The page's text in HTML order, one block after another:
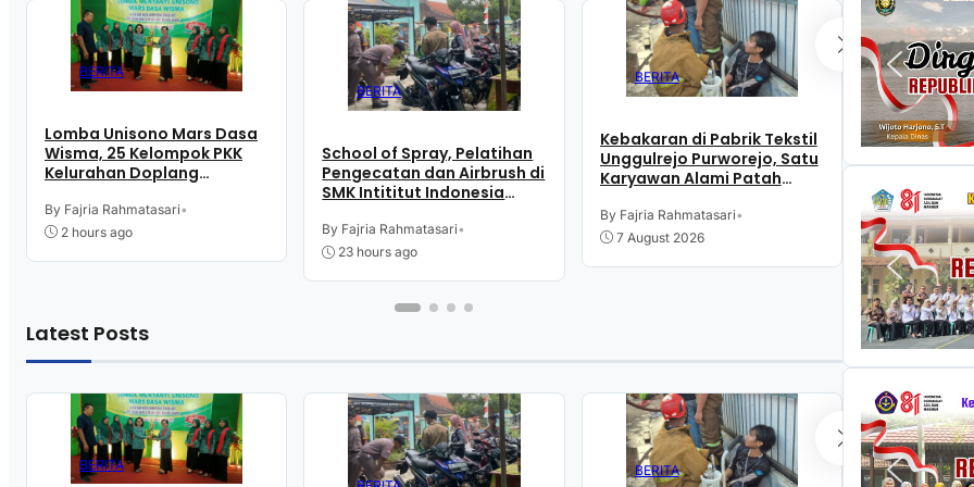
BERITA
Lomba Unisono Mars Dasa
Wisma, 25 Kelompok PKK
Kelurahan Doplang
Kekompakan
By Fajria Rahmatasari•
2 hours ago
BERITA
School of Spray, Pelatihan
Pengecatan dan Airbrush di
SMK Intititut Indonesia
By Fajria Rahmatasari•
23 hours ago
BERITA
Kebakaran di Pabrik Tekstil
Unggulrejo Purworejo, Satu
Karyawan Alami Patah
Sesak Nafas
By Fajria Rahmatasari•
7 August 2026
BERITA
Kebakaran
Listrik
By Fajria
7 August
Latest Posts
BERITA
BERITA BERITA